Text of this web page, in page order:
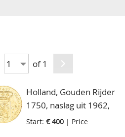
of 1
Holland, Gouden Rijder
1750, naslag uit 1962,
5gr., 900/1000
Start: € 400 | Price